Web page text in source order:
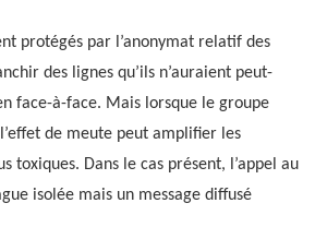
protégés par l’anonymat relatif des
des lignes qu’ils n’auraient peut-
face-à-face. Mais lorsque le groupe
de meute peut amplifier les
toxiques. Dans le cas présent, l’appel au
isolée mais un message diffusé